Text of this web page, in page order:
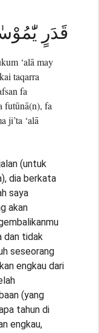
قَدَرٍ
‘alā may
taqarra
fa
futūnā(n), fa
ji’ta ‘alā
(untuk
dia berkata
saya
akan
dan tidak
seseorang
engkau dari
(yang
tahun di
engkau,